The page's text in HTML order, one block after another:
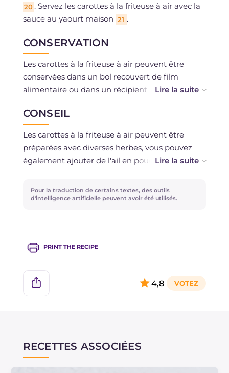
20 . Servez les carottes à la friteuse à air avec la
sauce au yaourt maison 21 .
CONSERVATION
Les carottes à la friteuse à air peuvent être
conservées dans un bol recouvert de film
alimentaire ou dans un récipient hermétique
CONSEIL
Les carottes à la friteuse à air peuvent être
préparées avec diverses herbes, vous pouvez
également ajouter de l'ail en poudre et du
Si vous souhaitez apporter du croustillant aux
l'ajout d'une cuillère à café de moutarde.
Pour la traduction de certains textes, des outils
d'intelligence artificielle peuvent avoir été utilisés.
PRINT THE RECIPE
4,8
RECETTES ASSOCIÉES